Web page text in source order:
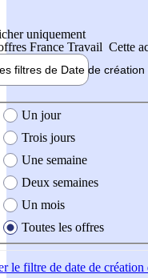
uniquement
France Travail Cette
filtres de Date de création
création de l'offre
Un jour
Trois jours
Une semaine
Deux semaines
Un mois
Toutes les offres
le filtre de date de création